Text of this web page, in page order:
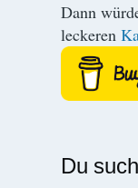
Dann
leckeren
Du